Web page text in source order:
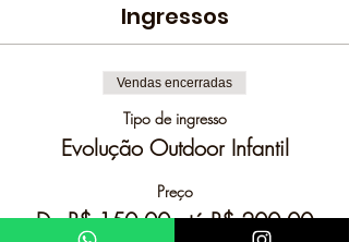
Ingressos
Vendas encerradas
Tipo de ingresso
Evolução Outdoor Infantil
Preço
De R$ 150,00 até R$ 200,00